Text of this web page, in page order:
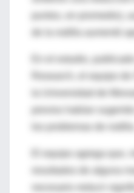
puntos, en promedio),
de la rodilla aumentó
Research, el equipo
previos habían
El equipo agrega que,
resultados de alguna
necesario reducir